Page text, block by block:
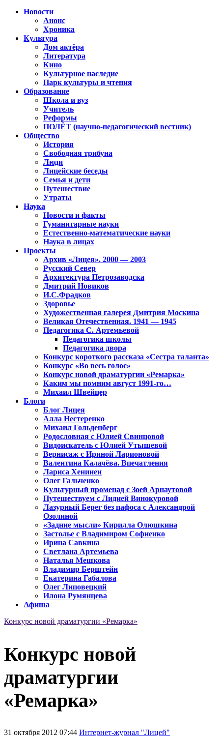
Новости
Анонс
Хроника
Культура
Дом актёра
Литература
Кино
Культурное наследие
Парк культуры и чтения
Образование
Школа и вуз
Учитель
Реформы
ПОЛЁТ (научно-педагогический вестник)
Общество
История
Свободная трибуна
Люди
Лицейские беседы
Семья и дети
Путешествие
Утраты
Наука
Новости и факты
Гуманитарные науки
Естественно-математические науки
Наука в лицах
Проекты
Архив «Лицея». 2000 — 2003
Русский Север
Архитектура Петрозаводска
Дмитрий Новиков
И.С.Фрадков
Здоровье
Художественная галерея Дмитрия Москина
Великая Отечественная. 1941 — 1945
Педагогика С. Артемьевой
Педагогика школы
Педагогика двора
Конкурс короткого рассказа «Сестра таланта»
Конкурс «Во весь голос»
Конкурс новой драматургии «Ремарка»
Каким мы помним август 1991-го…
Михаил Швейцер
Блоги
Блог Лицея
Алла Нестеренко
Михаил Гольденберг
Родословная с Юлией Свинцовой
Видоискатель с Юлией Утышевой
Вернисаж с Ириной Ларионовой
Валентина Калачёва. Впечатления
Лариса Хенинен
Олег Гальченко
Культурный променад с Зоей Арнаутовой
Путешествуем с Лидией Винокуровой
Лазурный Берег без пафоса с Александрой
Озолиной
«Задние мысли» Кирилла Олюшкина
Застолье с Владимиром Софиенко
Ирина Савкина
Светлана Артемьева
Наталья Мешкова
Владимир Берштейн
Екатерина Габалова
Олег Липовецкий
Илона Румянцева
Афиша
Конкурс новой драматургии «Ремарка»
Конкурс новой
драматургии
«Ремарка»
31 октября 2012 07:44 Интернет-журнал "Лицей"